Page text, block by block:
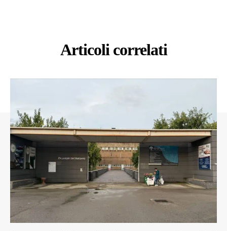
Articoli correlati